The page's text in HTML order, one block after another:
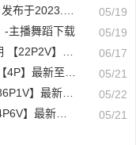
2023.10.11
05/19
-主播舞蹈下载
05/19
至：2025.3.26
06/17
至：2023.7.9
05/21
至：2023.10.6
05/22
：2023.7.19 05/21